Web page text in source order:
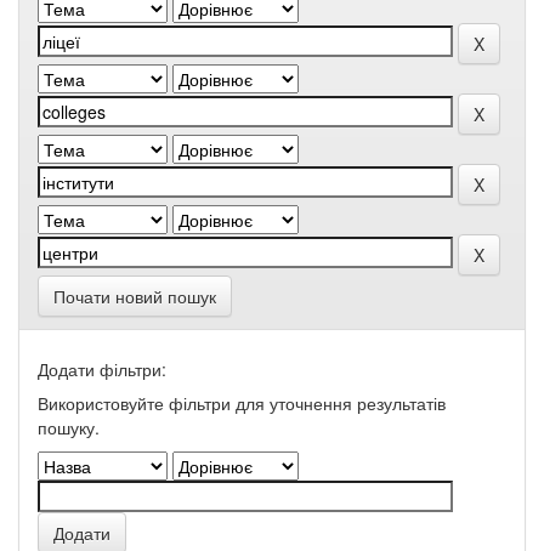
Почати новий пошук
Додати фільтри:
Використовуйте фільтри для уточнення результатів
пошуку.